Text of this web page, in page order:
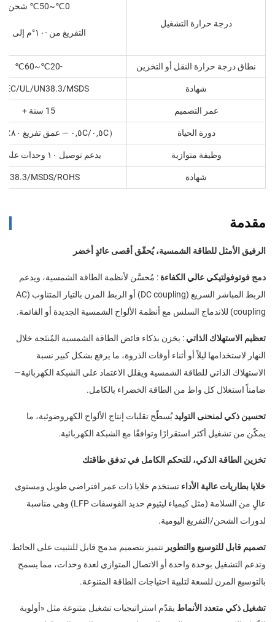
درجة حرارة التشغيل
0℃~50℃ شحن
التفريغ من -١٠°م إلى ٥٠°م
نطاق درجة حرارة النقل أو التخزين -20℃~60℃
شهادة IEC/UL/UN38.3/MSDS
عمر التصميم 15 سنة +
دورة الحياة （٠,٥C‏/٠,٥C — عمق تفريغ ٨٠٪ > ٦٠٠٠ دورة
وظيفة متوازية يدعم توصيل ١٠ وحدات على التوازي
شهادة MSDS/ROHS
مقدمة
الرفيق الأمثل للطاقة الشمسية، يُحقّق أقصى عائدٍ أخضر
دمج فوتوفولتيكي عالي الكفاءة : مُحسَّن لأنظمة الطاقة الشمسية، ويدعم
الربط المباشر السريع (DC coupling) أو الربط المرن بالتيار المتناوب (AC
coupling) للاندماج السلس مع أنظمة الألواح الشمسية الجديدة أو القائمة.
تعظيم الاستهلاك الذاتي : يخزن بذكاء فائض الطاقة الشمسية المُنتَجة خلال
النهار لاستخدامها ليلاً أو أثناء أوقات الذروة، ما يرفع بشكل كبير نسبة
الاستهلاك الذاتي للطاقة الشمسية ويقلل الاعتماد على الشبكة الكهربائية—
ضامناً استغلال كل واط من الطاقة الخضراء بالكامل.
تحسين ذكي لمنحنى التوليديُسطّح تقلبات إنتاج الألواح الكهروضوئية، ما
يمكّن من تشغيل أكثر استقرارًا وتوافقًا مع الشبكة الكهربائية.
تخزين الطاقة الذكي، للتحكم الكامل في تدفق طاقتك
خلايا بطاريات عالية الأداء تستخدم خلايا ذات عمر افتراضي طويل ومستوى
عالٍ من السلامة (مثل كيمياء ليثيوم حديد الفوسفات LFP) وهي مناسبة
لدورات الشحن/التفريغ اليومية.
تصميم قابل للتوسيع والتطوير تتميز بتصميم مدمج قابل للتثبيت على الحائط.
وتدعم التشغيل بوحدة واحدة أو الاتصال المتوازي لعدة وحدات، مما يسمح
بالتوسيع المرن للسعة لتلبية احتياجات الطاقة المتنوعة.
تشغيل ذكي متعدد الأنماط يقدّم استراتيجيات تشغيل متنوعة مثل «أولوية